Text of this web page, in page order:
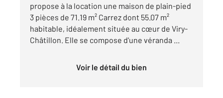
propose à la location une maison de plain-pied
3 pièces de 71.19 m² Carrez dont 55.07 m²
habitable, idéalement située au cœur de Viry-
Châtillon. Elle se compose d'une véranda ...
Voir le détail du bien